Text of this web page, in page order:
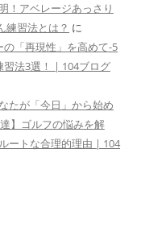
！アベレージあっさり
練習法とは？ に
「再現性」を高めて-5
習法3選！ | 104ブログ
たが「今日」から始め
達】ゴルフの悩みを解
ートな合理的理由 | 104